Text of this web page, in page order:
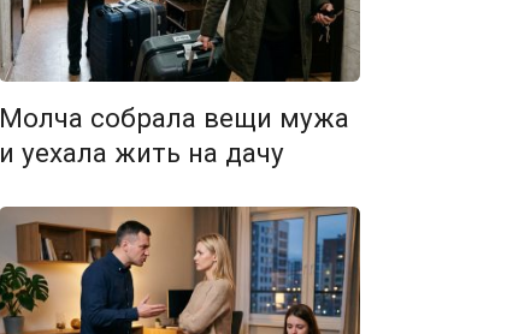
Молча собрала вещи мужа
и уехала жить на дачу